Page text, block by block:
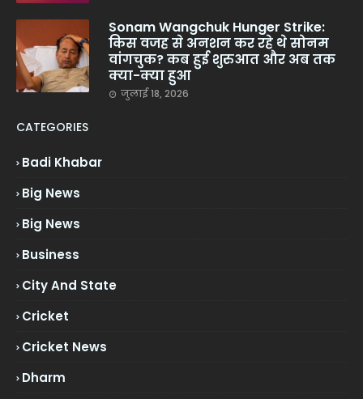
Sonam Wangchuk Hunger Strike:
किस वजह से अनशन कर रहे थे सोनम
वांगचुक? कब हुई शुरुआत और अब तक
क्या-क्या हुआ
जुलाई 18, 2026
CATEGORIES
Badi Khabar
Big News
Big News
Business
City And State
Cricket
Cricket News
Dharm